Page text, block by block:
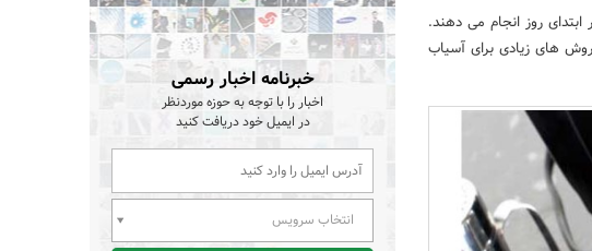
روز انجام می دهند.
های زیادی برای آسیاب
خبرنامه اخبار رسمی
اخبار را با توجه به حوزه موردنظر
در ایمیل خود دریافت کنید
انتخاب سرویس